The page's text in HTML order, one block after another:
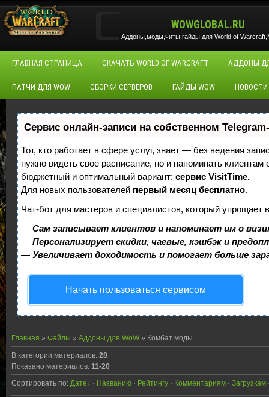
WOWGLOBAL.RU
Аддоны,моды,читы,гайды для World of
ГЛАВНАЯ СТРАНИЦА СКАЧАТЬ WORLD OF WARCRAFT АДДОНЫ
ПАТЧИ ДЛЯ WOW СБОРКИ СЕРВЕРОВ ГАЙДЫ WOW НОВОСТИ
Сервис онлайн-записи на собственном
Тот, кто работает в сфере услуг, знает — без ведения
нужно видеть свое расписание, но и напоминать
бюджетный и оптимальный вариант: сервис VisitTime.
Для новых пользователей первый месяц бесплатно.
Чат-бот для мастеров и специалистов, который упрощает
— Сам записывает клиентов и напоминает им о
— Персонализирует скидки, чаевые, кэшбэк и
— Увеличивает доходимость и помогает больше
Начать пользоваться сервисом
Главная » Файлы » Аддоны для WoW » Комбат моды
В категории материалов: 28
Показано материалов: 11-20
Сортировать по: Дате · Названию · Рейтингу · Комментариям · Загрузкам